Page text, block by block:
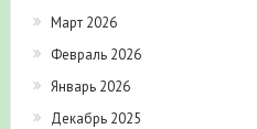
Март 2026
Февраль 2026
Январь 2026
Декабрь 2025